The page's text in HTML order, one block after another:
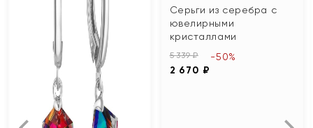
Серьги из серебра с
ювелирными
кристаллами
5 339 ₽
2 670 ₽
-50%